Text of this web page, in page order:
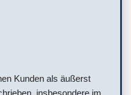
Kunden als äußerst
insbesondere im